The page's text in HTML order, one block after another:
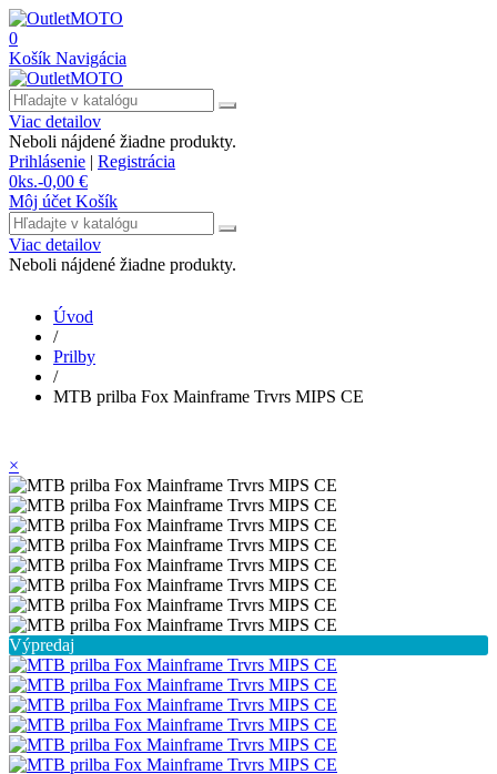
0
Košík Navigácia
Viac detailov
Neboli nájdené žiadne produkty.
Prihlásenie | Registrácia
0ks.-0,00 €
Môj účet Košík
Viac detailov
Neboli nájdené žiadne produkty.
Úvod
/
Prilby
/
MTB prilba Fox Mainframe Trvrs MIPS CE
×
Výpredaj